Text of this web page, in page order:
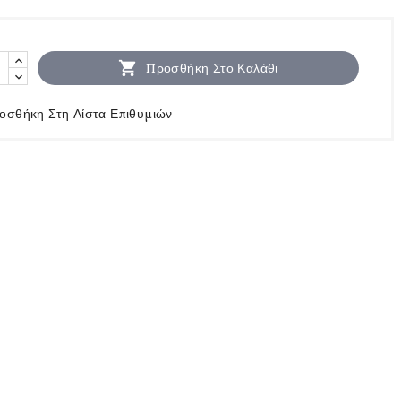
 Προσθήκη Στο Καλάθι
Στη Λίστα Επιθυμιών